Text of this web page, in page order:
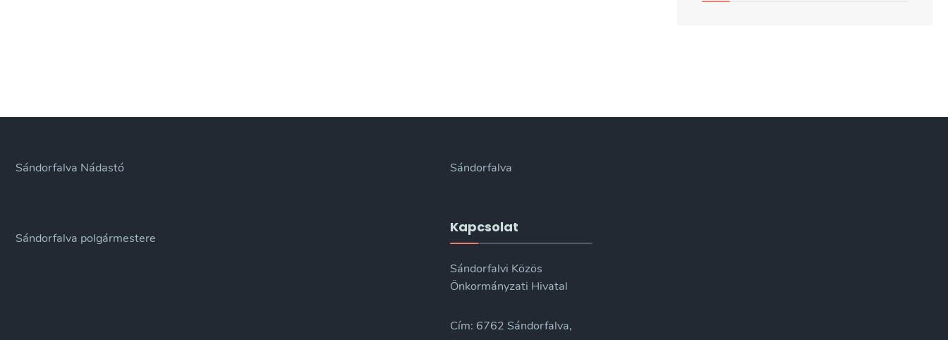
Sándorfalva Nádastó
Sándorfalva polgármestere
Sándorfalva
Kapcsolat
Sándorfalvi Közös
Önkormányzati Hivatal
Cím: 6762 Sándorfalva,